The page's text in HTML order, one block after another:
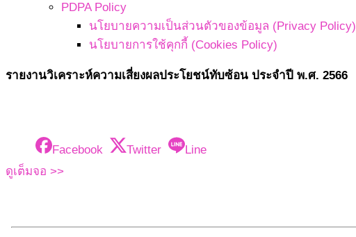
PDPA Policy
นโยบายความเป็นส่วนตัวของข้อมูล (Privacy Policy)
นโยบายการใช้คุกกี้ (Cookies Policy)
รายงานวิเคราะห์ความเสี่ยงผลประโยชน์ทับซ้อน ประจำปี พ.ศ. 2566
Facebook Twitter
Line
ดูเต็มจอ >>
PDF